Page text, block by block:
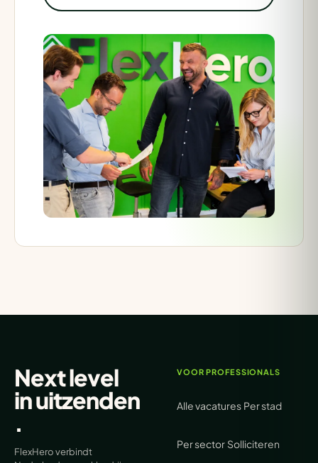
Next level
inuitzenden
.
FlexHero verbindt
VOOR PROFESSIONALS
Alle vacatures Per stad
Per sector Solliciteren